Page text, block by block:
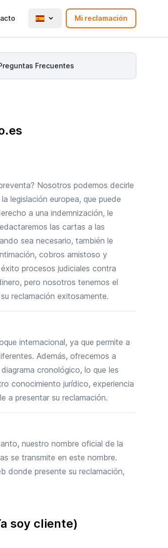
Mi reclamación
Frecuentes
Nosotros podemos decirle
legislación europea, que puede
a una indemnización, le
las cartas a las
sea necesario, también le
cobros amistoso y
procesos judiciales contra
pero nosotros tenemos el
reclamación exitosamente.
internacional, ya que permite a
Además, ofrecemos a
cronológico, lo que les
conocimiento jurídico, experiencia
a presentar su reclamación.
nuestro nombre oficial de la
se transmite en este nombre.
donde presente su reclamación,
soy cliente)